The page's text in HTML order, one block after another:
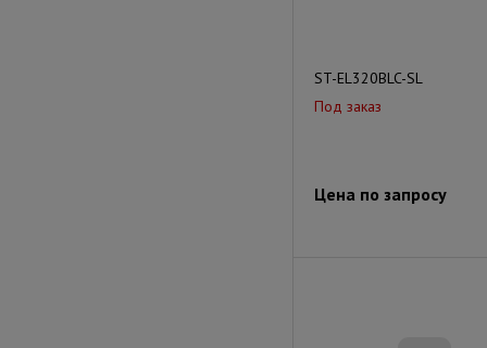
ST-EL320BLC-SL
Под заказ
Цена по запросу